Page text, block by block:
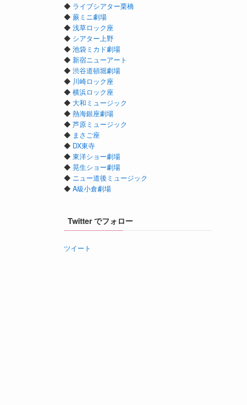
◆ ライブシアター栗橋
◆ 蕨ミニ劇場
◆ 浅草ロック座
◆ シアター上野
◆ 池袋ミカド劇場
◆ 新宿ニューアート
◆ 渋谷道頓堀劇場
◆ 川崎ロック座
◆ 横浜ロック座
◆ 大和ミュージック
◆ 熱海銀座劇場
◆ 芦原ミュージック
◆ まさご座
◆ DX東寺
◆ 東洋ショー劇場
◆ 晃生ショー劇場
◆ ニュー道後ミュージック
◆ A級小倉劇場
Twitter でフォロー
ツイート